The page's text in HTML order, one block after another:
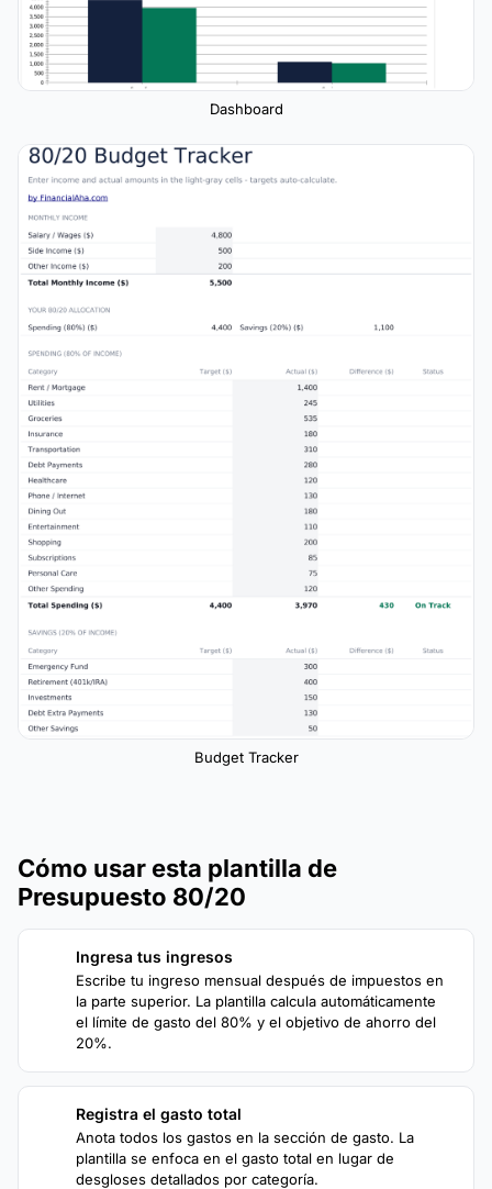
Dashboard
Budget Tracker
Cómo usar esta plantilla de
Presupuesto 80/20
Ingresa tus ingresos
Escribe tu ingreso mensual después de impuestos en
la parte superior. La plantilla calcula automáticamente
el límite de gasto del 80% y el objetivo de ahorro del
20%.
Registra el gasto total
Anota todos los gastos en la sección de gasto. La
plantilla se enfoca en el gasto total en lugar de
desgloses detallados por categoría.